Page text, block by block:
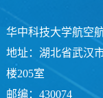
华中科技大学航空
地址：湖北省武汉
楼205室
邮编：430074